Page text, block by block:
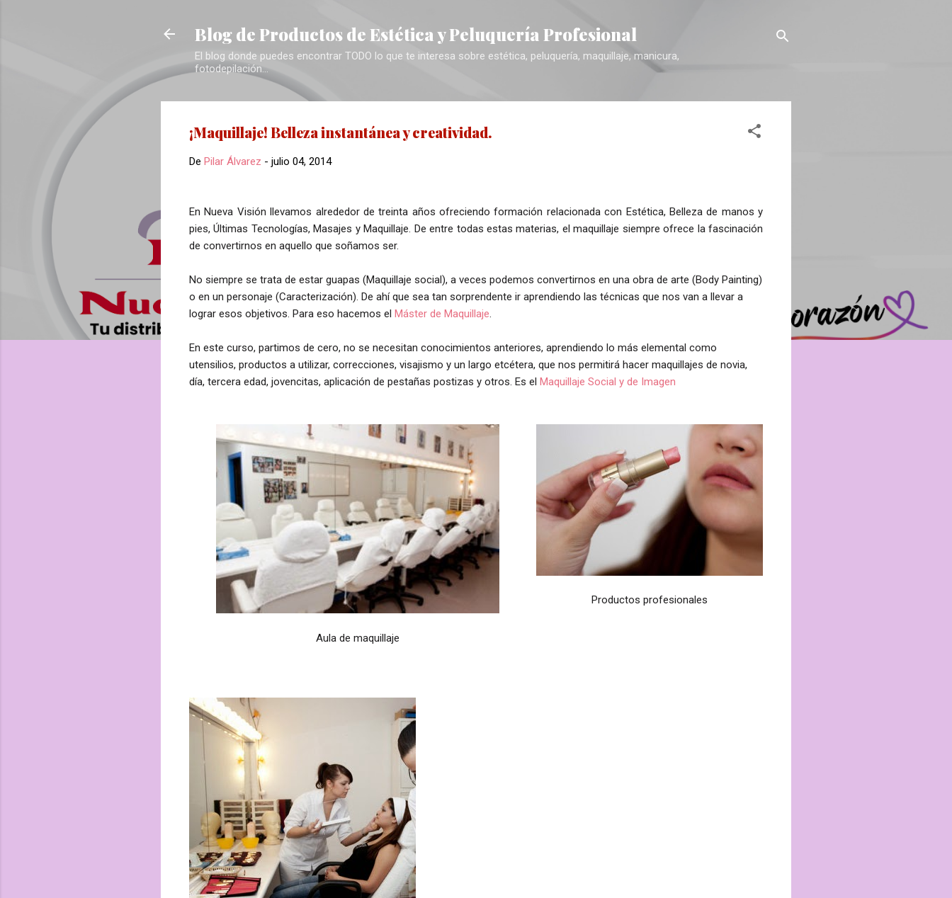
Blog de Productos de Estética y Peluquería Profesional
El blog donde puedes encontrar TODO lo que te interesa sobre estética, peluquería, maquillaje, manicura,
fotodepilación...
¡Maquillaje! Belleza instantánea y creatividad.
De Pilar Álvarez - julio 04, 2014
En Nueva Visión llevamos alrededor de treinta años ofreciendo formación relacionada con Estética, Belleza de manos y
pies, Últimas Tecnologías, Masajes y Maquillaje. De entre todas estas materias, el maquillaje siempre ofrece la fascinación
de convertirnos en aquello que soñamos ser.
No siempre se trata de estar guapas (Maquillaje social), a veces podemos convertirnos en una obra de arte (Body Painting)
o en un personaje (Caracterización). De ahí que sea tan sorprendente ir aprendiendo las técnicas que nos van a llevar a
lograr esos objetivos. Para eso hacemos el Máster de Maquillaje
En este curso, partimos de cero, no se necesitan conocimientos anteriores, aprendiendo lo más elemental como
utensilios, productos a utilizar, correcciones, visajismo y un largo etcétera, que nos permitirá hacer maquillajes de novia,
día, tercera edad, jovencitas, aplicación de pestañas postizas y otros. Es el Maquillaje Social y de Imagen
Productos profesionales
Aula de maquillaje